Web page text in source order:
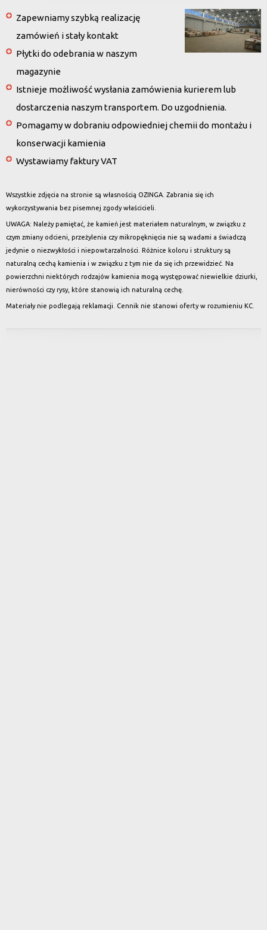
Zapewniamy szybką realizację
zamówień i stały kontakt
Płytki do odebrania w naszym
magazynie
Istnieje możliwość wysłania zamówienia kurierem lub
dostarczenia naszym transportem. Do uzgodnienia.
Pomagamy w dobraniu odpowiedniej chemii do montażu i
konserwacji kamienia
Wystawiamy faktury VAT
Wszystkie zdjęcia na stronie są własnością OZINGA. Zabrania się ich
wykorzystywania bez pisemnej zgody właścicieli.
UWAGA: Należy pamiętać, że kamień jest materiałem naturalnym, w związku z
czym zmiany odcieni, przeżylenia czy mikropęknięcia nie są wadami a świadczą
jedynie o niezwykłości i niepowtarzalności. Różnice koloru i struktury są
naturalną cechą kamienia i w związku z tym nie da się ich przewidzieć. Na
powierzchni niektórych rodzajów kamienia mogą występować niewielkie dziurki,
nierówności czy rysy, które stanowią ich naturalną cechę.
Materiały nie podlegają reklamacji. Cennik nie stanowi oferty w rozumieniu KC.